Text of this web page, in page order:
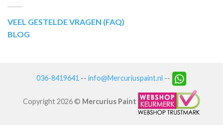
VEEL GESTELDE VRAGEN (FAQ)
BLOG
036-8419641 -- info@Mercuriuspaint.nl --
Copyright 2026 © Mercurius Paint